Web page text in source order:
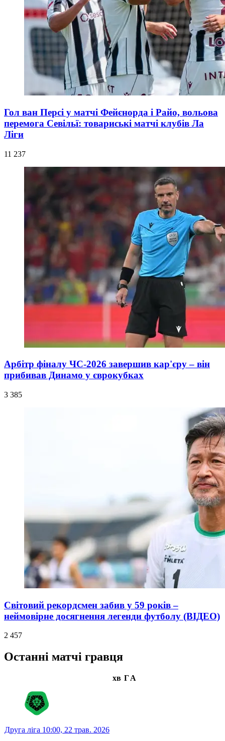
Гол ван Персі у матчі Фейєнорда і Райо, вольова
перемога Севільї: товариські матчі клубів Ла
Ліги
11 237
Арбітр фіналу ЧС-2026 завершив кар'єру – він
прибивав Динамо у єврокубках
3 385
Світовий рекордсмен забив у 59 років –
неймовірне досягнення легенди футболу (ВІДЕО)
2 457
Останні матчі гравця
хв ГА
Друга ліга 10:00, 22 трав. 2026